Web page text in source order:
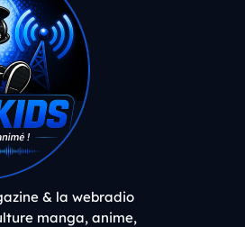
& la webradio
manga, anime,